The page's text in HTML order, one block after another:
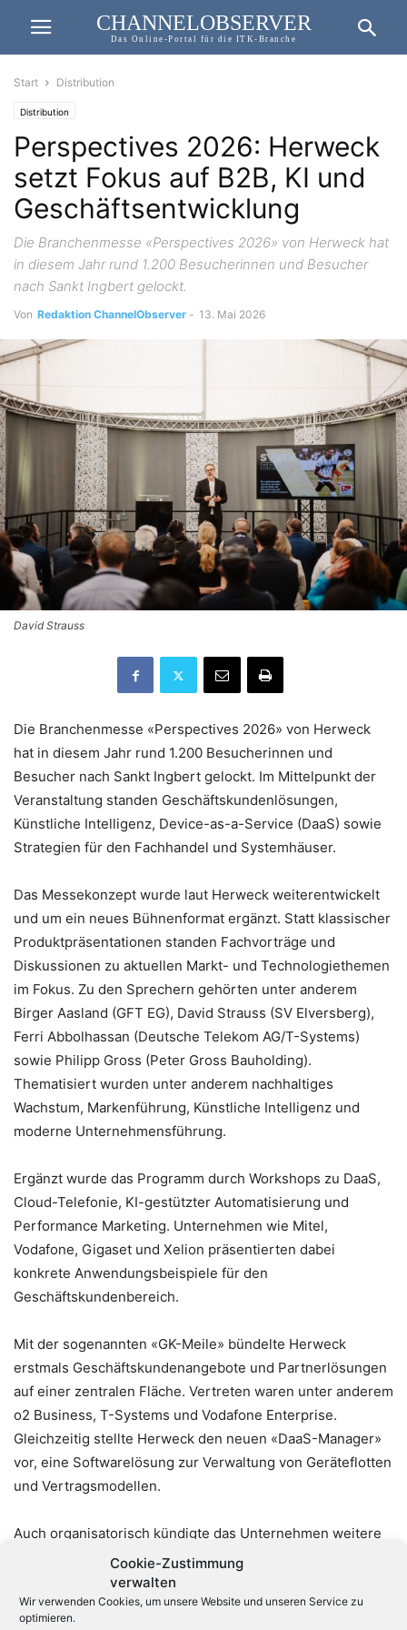
Cookie-Zustimmung
verwalten
Wir verwenden Cookies, um unsere Website und unseren Service zu
optimieren.
CHANNELOBSERVER
Das Online-Portal für die ITK-Branche
Start Distribution
Distribution
Perspectives 2026: Herweck
setzt Fokus auf B2B, KI und
Geschäftsentwicklung
Die Branchenmesse «Perspectives 2026» von Herweck hat
in diesem Jahr rund 1.200 Besucherinnen und Besucher
nach Sankt Ingbert gelockt.
Von Redaktion ChannelObserver - 13. Mai 2026
David Strauss
Die Branchenmesse «Perspectives 2026» von Herweck
hat in diesem Jahr rund 1.200 Besucherinnen und
Besucher nach Sankt Ingbert gelockt. Im Mittelpunkt der
Veranstaltung standen Geschäftskundenlösungen,
Künstliche Intelligenz, Device-as-a-Service (DaaS) sowie
Strategien für den Fachhandel und Systemhäuser.
Das Messekonzept wurde laut Herweck weiterentwickelt
und um ein neues Bühnenformat ergänzt. Statt klassischer
Produktpräsentationen standen Fachvorträge und
Diskussionen zu aktuellen Markt- und Technologiethemen
im Fokus. Zu den Sprechern gehörten unter anderem
Birger Aasland (GFT EG), David Strauss (SV Elversberg),
Ferri Abbolhassan (Deutsche Telekom AG/T-Systems)
sowie Philipp Gross (Peter Gross Bauholding).
Thematisiert wurden unter anderem nachhaltiges
Wachstum, Markenführung, Künstliche Intelligenz und
moderne Unternehmensführung.
Ergänzt wurde das Programm durch Workshops zu DaaS,
Cloud-Telefonie, KI-gestützter Automatisierung und
Performance Marketing. Unternehmen wie Mitel,
Vodafone, Gigaset und Xelion präsentierten dabei
konkrete Anwendungsbeispiele für den
Geschäftskundenbereich.
Mit der sogenannten «GK-Meile» bündelte Herweck
erstmals Geschäftskundenangebote und Partnerlösungen
auf einer zentralen Fläche. Vertreten waren unter anderem
o2 Business, T-Systems und Vodafone Enterprise.
Gleichzeitig stellte Herweck den neuen «DaaS-Manager»
vor, eine Softwarelösung zur Verwaltung von Geräteflotten
und Vertragsmodellen.
Auch organisatorisch kündigte das Unternehmen weitere
Schritte an. Dazu zählen die Erweiterung des
Netzwerktechnik-Portfolios durch die Partnerschaft mit
Zyxel sowie der Ausbau von Dienstleistungen für